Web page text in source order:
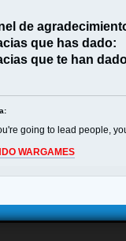
de
que has dado:
que te han
going to lead people,
WARGAMES